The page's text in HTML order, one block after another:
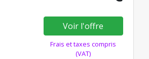
Voir l'offre
Frais et taxes compris
(VAT)